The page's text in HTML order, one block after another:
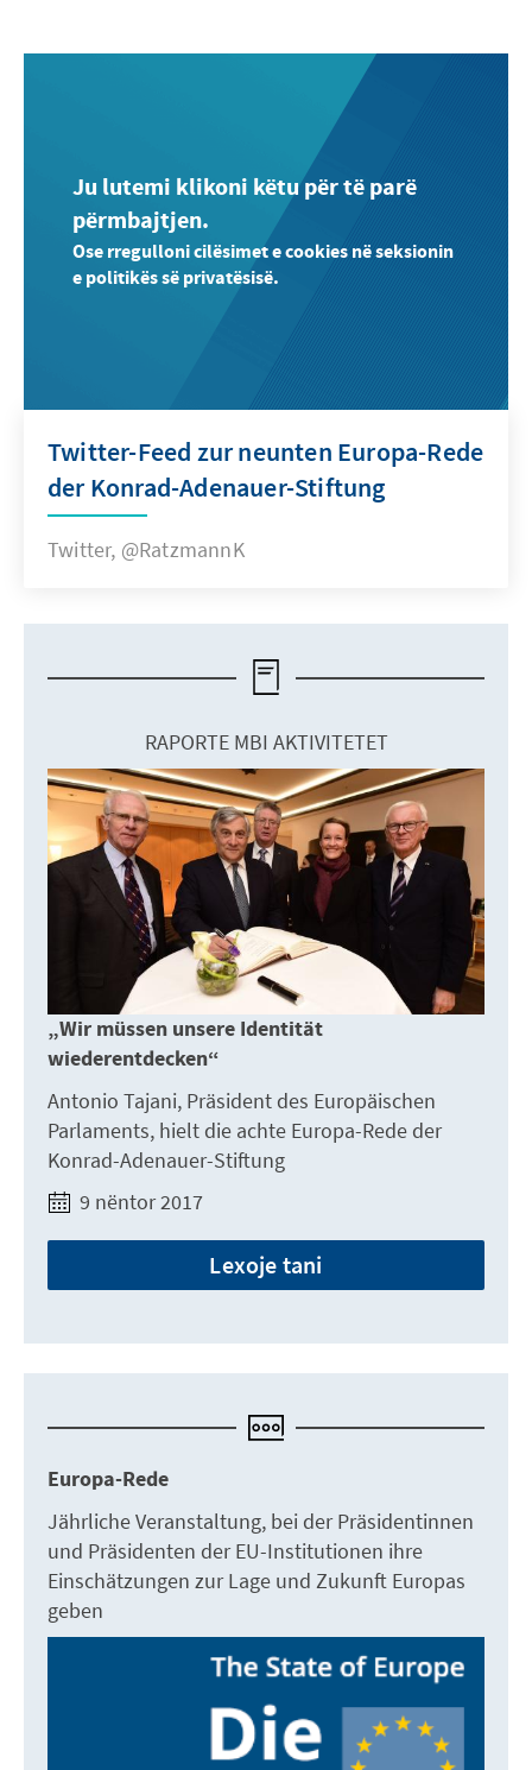
Ju lutemi klikoni këtu për të parë
përmbajtjen.
Ose rregulloni cilësimet e cookies në seksionin
e politikës së privatësisë.
Twitter-Feed zur neunten Europa-Rede
der Konrad-Adenauer-Stiftung
Twitter, @RatzmannK
RAPORTE MBI AKTIVITETET
„Wir müssen unsere Identität
wiederentdecken“
Antonio Tajani, Präsident des Europäischen
Parlaments, hielt die achte Europa-Rede der
Konrad-Adenauer-Stiftung
9 nëntor 2017
Lexoje tani
Europa-Rede
Jährliche Veranstaltung, bei der Präsidentinnen
und Präsidenten der EU-Institutionen ihre
Einschätzungen zur Lage und Zukunft Europas
geben